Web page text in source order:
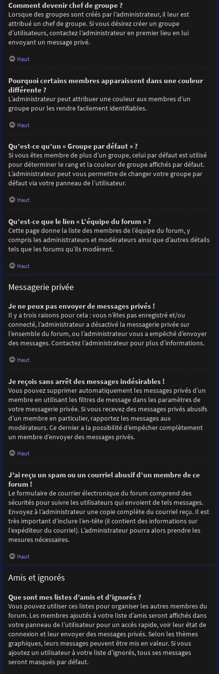
Comment devenir chef de groupe ?
Lorsque des groupes sont créés par l’administrateur, il leur est
attribué un chef de groupe. Si vous désirez créer un groupe
d’utilisateurs, contactez l’administrateur en premier lieu en lui
envoyant un message privé.
Haut
Pourquoi certains membres apparaissent dans une couleur
différente ?
L’administrateur peut attribuer une couleur aux membres d’un
groupe pour les rendre facilement identifiables.
Haut
Qu’est-ce qu’un « Groupe par défaut » ?
Si vous êtes membre de plus d’un groupe, celui par défaut est utilisé
pour déterminer le rang et la couleur de groupe affichés par défaut.
L’administrateur peut vous permettre de changer votre groupe par
défaut via votre panneau de l’utilisateur.
Haut
Qu’est-ce que le lien « L’équipe du forum » ?
Cette page donne la liste des membres de l’équipe du forum, y
compris les administrateurs et modérateurs ainsi que d’autres détails
tels que les forums qu’ils modèrent.
Haut
Messagerie privée
Je ne peux pas envoyer de messages privés !
Il y a trois raisons pour cela : vous n’êtes pas enregistré et/ou
connecté, l’administrateur a désactivé la messagerie privée sur
l’ensemble du forum, ou l’administrateur vous a empêché d’envoyer
des messages. Contactez l’administrateur pour plus d’informations.
Haut
Je reçois sans arrêt des messages indésirables !
Vous pouvez supprimer automatiquement les messages privés d’un
membre en utilisant les filtres de message dans les paramètres de
votre messagerie privée. Si vous recevez des messages privés abusifs
d’un membre en particulier, rapportez les messages aux
modérateurs. Ce dernier a la possibilité d’empêcher complètement
un membre d’envoyer des messages privés.
Haut
J’ai reçu un spam ou un courriel abusif d’un membre de ce
forum !
Le formulaire de courrier électronique du forum comprend des
sécurités pour suivre les utilisateurs qui envoient de tels messages.
Envoyez à l’administrateur une copie complète du courriel reçu. Il est
très important d’inclure l’en-tête (il contient des informations sur
l’expéditeur du courriel). L’administrateur pourra alors prendre les
mesures nécessaires.
Haut
Amis et ignorés
Que sont mes listes d’amis et d’ignorés ?
Vous pouvez utiliser ces listes pour organiser les autres membres du
forum. Les membres ajoutés à votre liste d’amis seront affichés dans
votre panneau de l’utilisateur pour un accès rapide, voir leur état de
connexion et leur envoyer des messages privés. Selon les thèmes
graphiques, leurs messages peuvent être mis en valeur. Si vous
ajoutez un utilisateur à votre liste d’ignorés, tous ses messages
seront masqués par défaut.